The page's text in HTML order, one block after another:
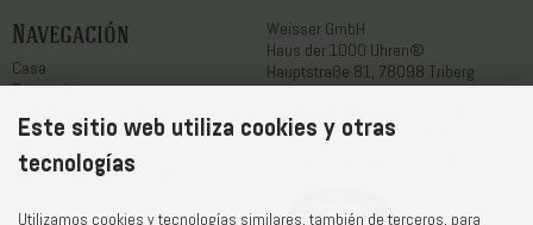
Navegación
Casa
Comercio
Servicio
Contacto
Declaración de accesibilidad
Weisser GmbH
Haus der 1000 Uhren®
Hauptstraße 81, 78098 Triberg
Teléfono
+49 7722 / 9630-0
WhatsApp +49 7722 / 9630-0
Este sitio web utiliza cookies y otras
tecnologías
Utilizamos cookies y tecnologías similares, también de terceros, para